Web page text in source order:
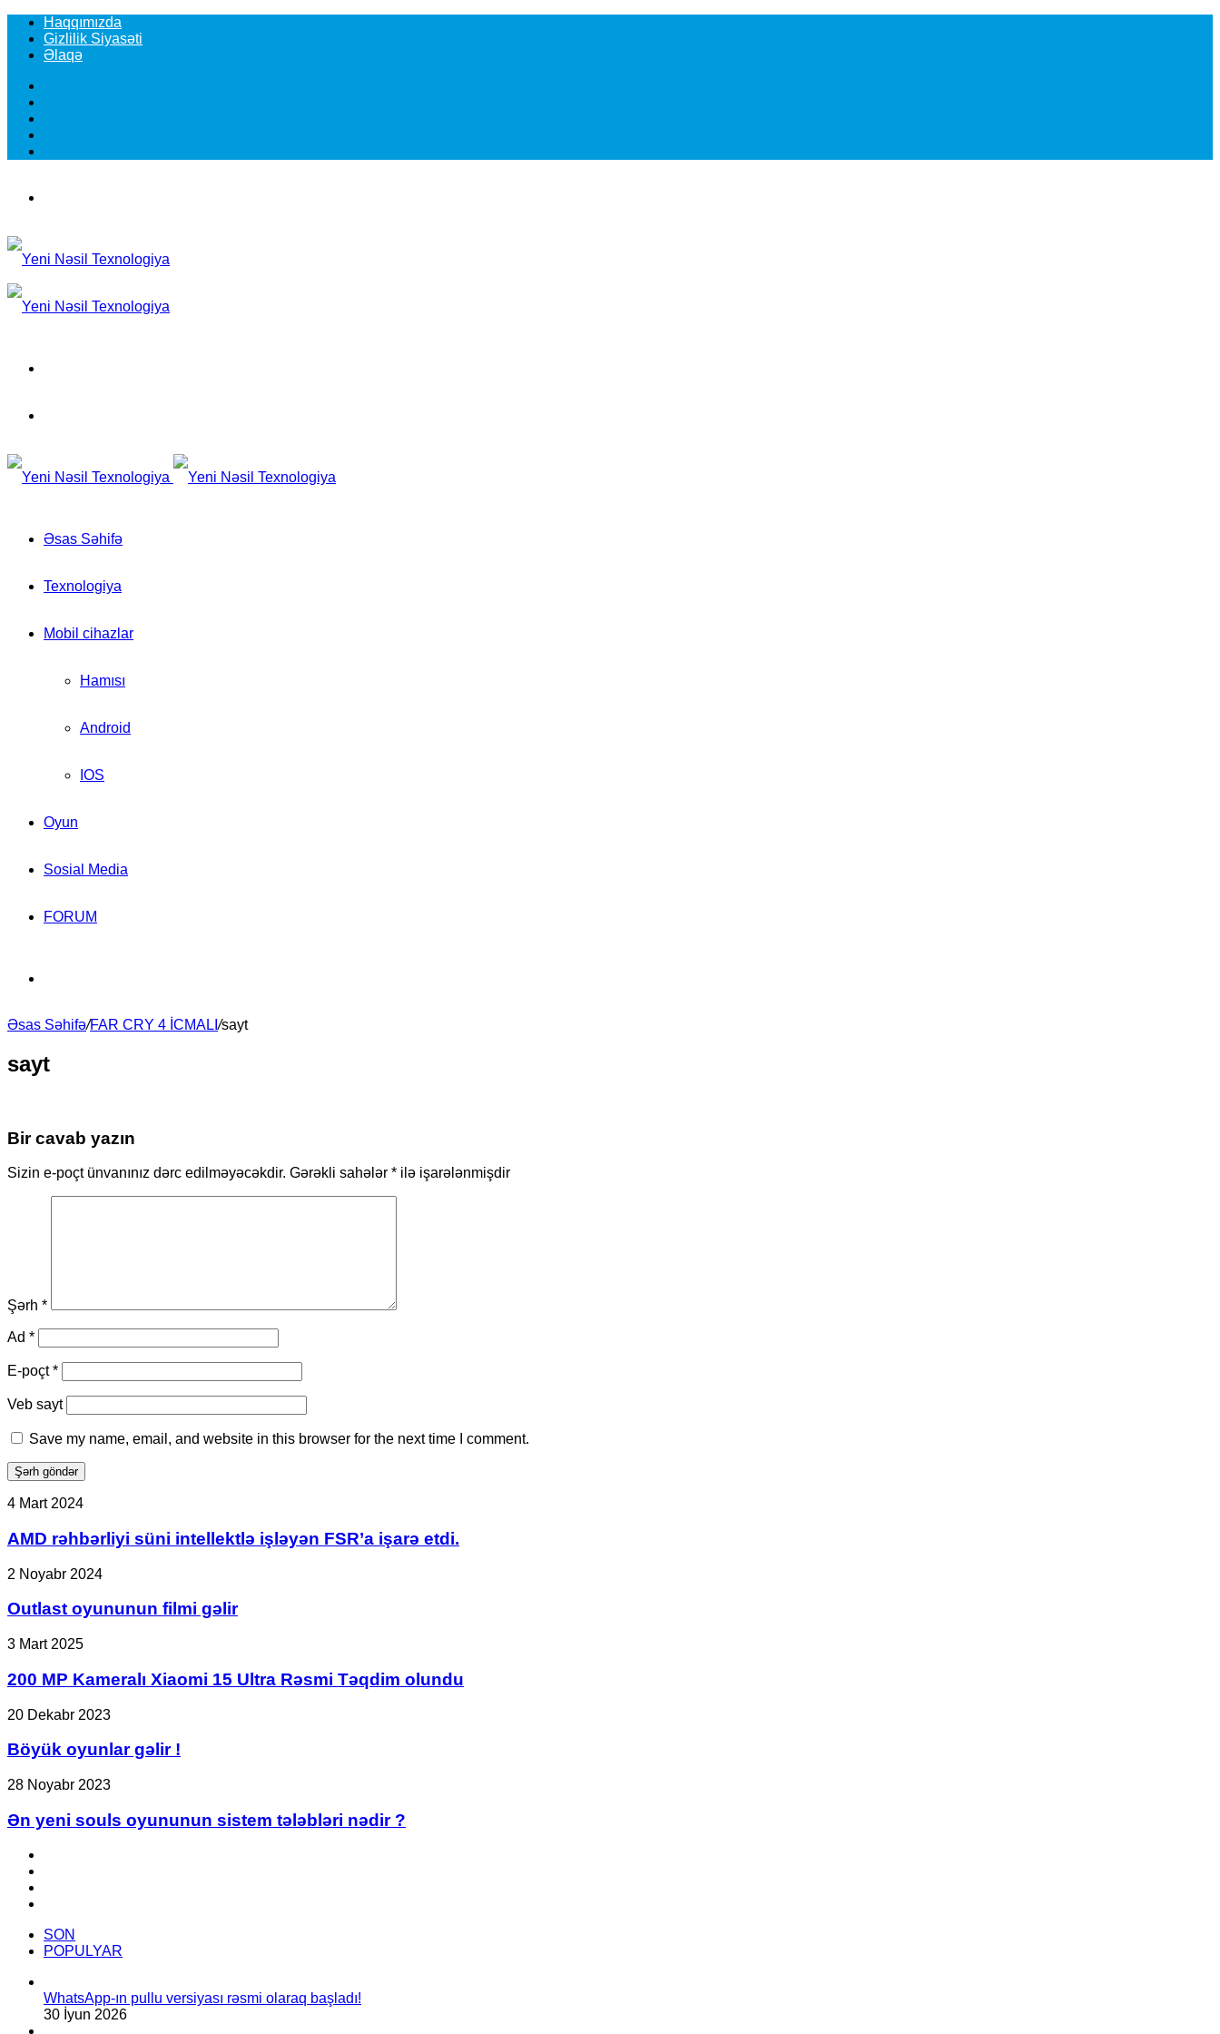
Haqqımızda
Gizlilik Siyasəti
Əlaqə
Əsas Səhifə
Texnologiya
Mobil cihazlar
Hamısı
Android
IOS
Oyun
Sosial Media
FORUM
for
Əsas Səhifə/FAR CRY 4 İCMALI/sayt
sayt
Bir cavab yazın
Sizin e-poçt ünvanınız dərc edilməyəcəkdir. Gərəkli sahələr * ilə işarələnmişdir
Şərh *
Ad *
E-poçt*
Veb sayt
Save my name, email, and website in this browser for the next time I comment.
AMD
süni
intellektlə
işləyən
FSR’a
işarə
etdi.
4 Mart 2024
AMD rəhbərliyi süni intellektlə işləyən FSR’a işarə etdi.
Outlast
filmi
2 Noyabr 2024
Outlast oyununun filmi gəlir
200
Kameralı
Xiaomi
15
Ultra
Rəsmi
Təqdim
3 Mart 2025
200 MP Kameralı Xiaomi 15 Ultra Rəsmi Təqdim olundu
Böyük
gəlir
20 Dekabr 2023
Böyük oyunlar gəlir !
Ən
souls
oyununun
28 Noyabr 2023
Ən yeni souls oyununun sistem tələbləri nədir ?
SON
POPULYAR
WhatsApp-ın pullu versiyası rəsmi olaraq başladı!
30 İyun 2026